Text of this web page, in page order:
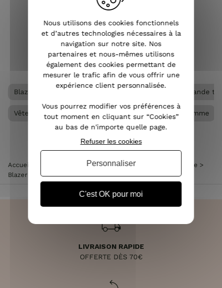
décontracté au classique perfecto
en passant p...
VOIR L'ARTICLE
Blazer femme Veste femme Veste femme grande
Vêtements Grandes tailles femme Vêtements femme
Accueil Vêtements femme >Veste femme Blazer femme >
Blazer femme manches plissées kaki
LIVRAISON RAPIDE
OFFERTE DÈS 70€
Nous utilisons des cookies fonctionnels
et d’autres technologies nécessaires à la
navigation sur notre site. Nos
partenaires et nous-mêmes utilisons
également des cookies permettant de
mesurer le trafic afin de vous offrir une
expérience client personnalisée.
Vous pourrez modifier vos préférences à
tout moment en cliquant sur “Cookies”
au bas de n'importe quelle page.
C'est OK pour moi
Refuser les cookies
Personnaliser